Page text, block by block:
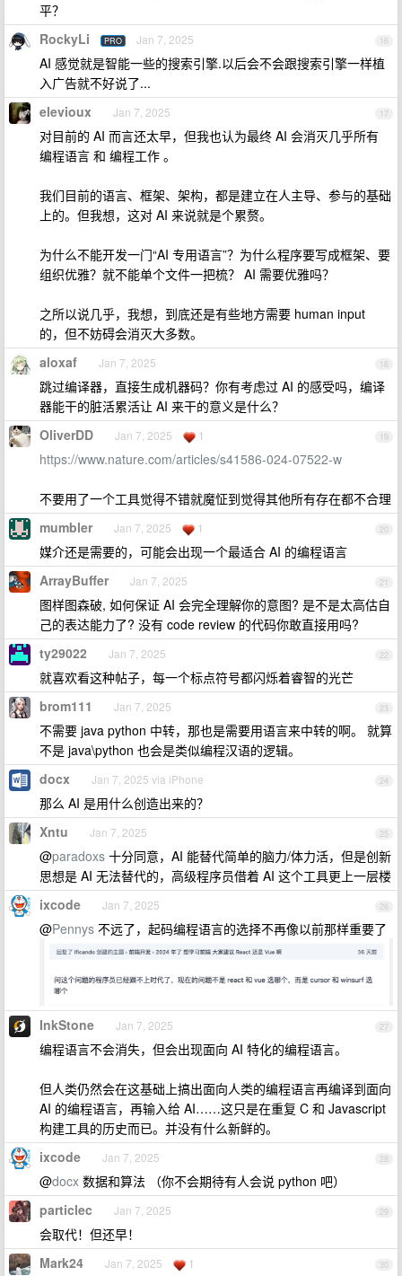
平？
16
RockyLi PRO Jan 7, 2025
AI 感觉就是智能一些的搜索引擎.以后会不会跟搜索引擎一样植
入广告就不好说了...
17
elevioux Jan 7, 2025
对目前的 AI 而言还太早，但我也认为最终 AI 会消灭几乎所有
编程语言 和 编程工作 。
我们目前的语言、框架、架构，都是建立在人主导、参与的基础
上的。但我想，这对 AI 来说就是个累赘。
为什么不能开发一门“AI 专用语言”？为什么程序要写成框架、要
组织优雅？就不能单个文件一把梳？ AI 需要优雅吗？
之所以说几乎，我想，到底还是有些地方需要 human input
的，但不妨碍会消灭大多数。
18
aloxaf Jan 7, 2025
跳过编译器，直接生成机器码？你有考虑过 AI 的感受吗，编译
器能干的脏活累活让 AI 来干的意义是什么？
19
OliverDD Jan 7, 2025 1
https://www.nature.com/articles/s41586-024-07522-w
不要用了一个工具觉得不错就魔怔到觉得其他所有存在都不合理
20
mumbler Jan 7, 2025 1
媒介还是需要的，可能会出现一个最适合 AI 的编程语言
21
ArrayBuffer Jan 7, 2025
图样图森破, 如何保证 AI 会完全理解你的意图? 是不是太高估自
己的表达能力了? 没有 code review 的代码你敢直接用吗?
22
ty29022 Jan 7, 2025
就喜欢看这种帖子，每一个标点符号都闪烁着睿智的光芒
23
brom111 Jan 7, 2025
不需要 java python 中转，那也是需要用语言来中转的啊。 就算
不是 java\python 也会是类似编程汉语的逻辑。
24
docx Jan 7, 2025 via iPhone
那么 AI 是用什么创造出来的？
25
Xntu Jan 7, 2025
@paradoxs 十分同意，AI 能替代简单的脑力/体力活，但是创新
思想是 AI 无法替代的，高级程序员借着 AI 这个工具更上一层楼
26
ixcode Jan 7, 2025
@Pennys 不远了，起码编程语言的选择不再像以前那样重要了
27
InkStone Jan 7, 2025
编程语言不会消失，但会出现面向 AI 特化的编程语言。
但人类仍然会在这基础上搞出面向人类的编程语言再编译到面向
AI 的编程语言，再输入给 AI……这只是在重复 C 和 Javascript
构建工具的历史而已。并没有什么新鲜的。
28
ixcode Jan 7, 2025
@docx 数据和算法 （你不会期待有人会说 python 吧）
29
particlec Jan 7, 2025
会取代！但还早！
30
Mark24 Jan 7, 2025 1